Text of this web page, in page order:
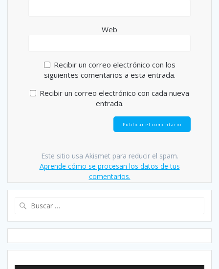
Web
Recibir un correo electrónico con los
siguientes comentarios a esta entrada.
Recibir un correo electrónico con cada nueva
entrada.
Este sitio usa Akismet para reducir el spam.
Aprende cómo se procesan los datos de tus
comentarios.